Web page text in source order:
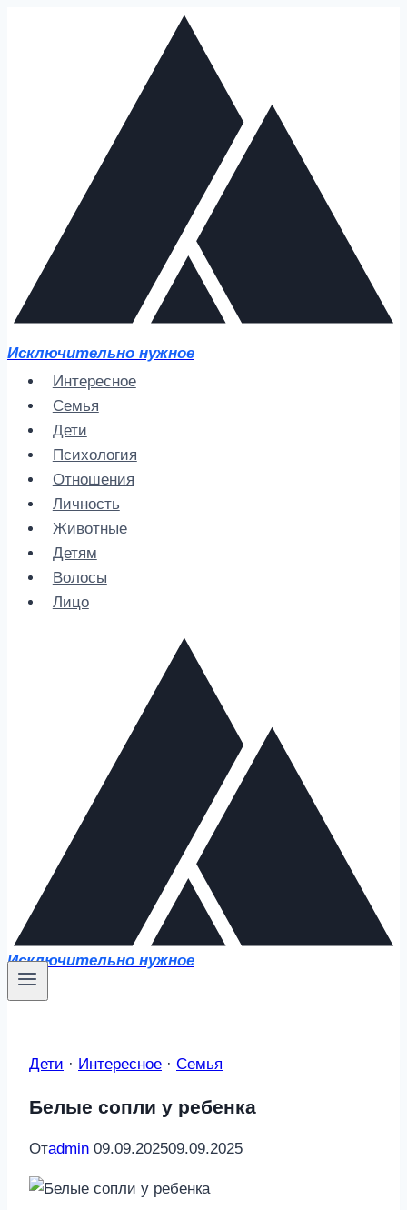
Исключительно нужное
Интересное
Семья
Дети
Психология
Отношения
Личность
Животные
Детям
Волосы
Лицо
Исключительно нужное
Дети · Интересное · Семья
Белые сопли у ребенка
Отadmin 09.09.202509.09.2025